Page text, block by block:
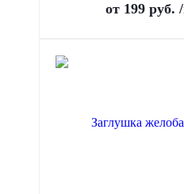
от 199 руб.